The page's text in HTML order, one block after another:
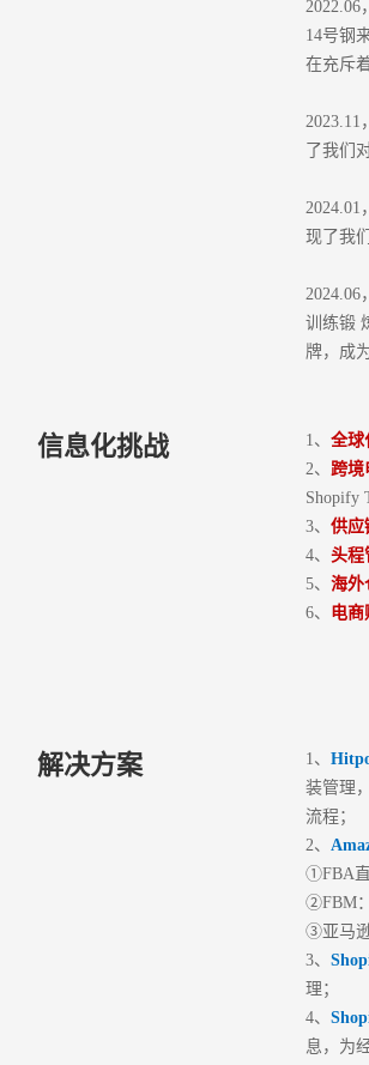
14号钢
在充斥
了我们
现了我
训练锻
牌，成
信息化挑战 1、全球
2、跨境
Shopify
3、供应
4、头程
5、海外
6、 电商
解决方案 1、
装管理
流程；
2、
①FBA直
②FBM
③亚马
3、
理；
4、
息，为